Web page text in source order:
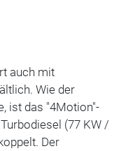
auch mit
Wie der
ist das "4Motion"-
(77 KW /
Der